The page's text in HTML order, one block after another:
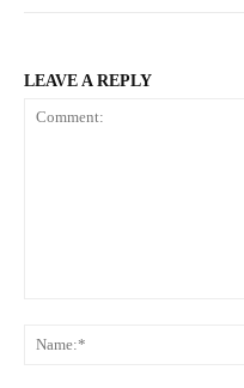
LEAVE A REPLY